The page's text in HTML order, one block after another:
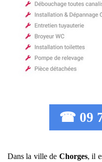
☎ 09
Dans la ville de Chorges, il